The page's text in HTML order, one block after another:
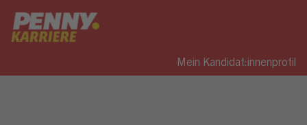
Mein Kandidat:innenprofil